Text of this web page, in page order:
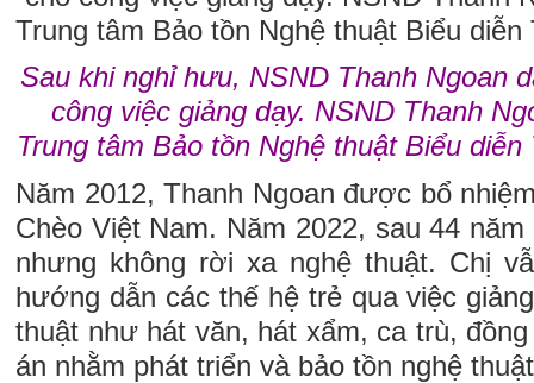
Sau khi nghỉ hưu, NSND Thanh Ngoan
công việc giảng dạy. NSND Thanh
Trung tâm Bảo tồn Nghệ thuật Biểu
Năm 2012, Thanh Ngoan được bổ
Chèo Việt Nam. Năm 2022, sau 44
nhưng không rời xa nghệ thuật. Chị
hướng dẫn các thế hệ trẻ qua việc
thuật như hát văn, hát xẩm, ca trù,
án nhằm phát triển và bảo tồn nghệ